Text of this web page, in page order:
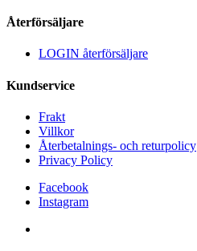
Återförsäljare
LOGIN återförsäljare
Kundservice
Frakt
Villkor
Återbetalnings- och returpolicy
Privacy Policy
Facebook
Instagram